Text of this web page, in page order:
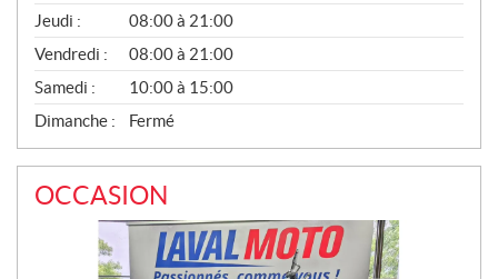
Jeudi :
08:00 à 21:00
Vendredi :
08:00 à 21:00
Samedi :
10:00 à 15:00
Dimanche :
Fermé
OCCASION